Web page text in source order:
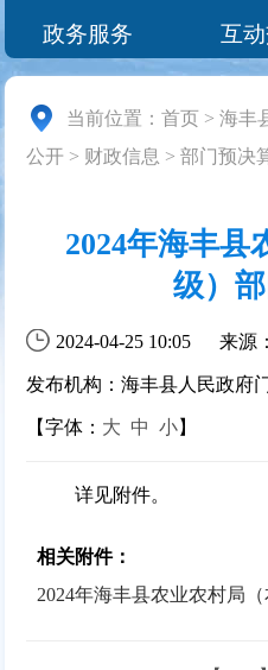
政务服务
互
当前位置：首页 >海丰
公开 > 财政信息 >部门预决
2024年海丰县
级）
2024-04-25 10:05 来源
发布机构：海丰县人民政府
【字体： 大 中 小】
详见附件。
相关附件：
2024年海丰县农业农村局